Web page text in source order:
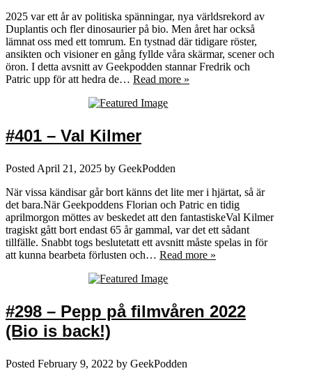
2025 var ett år av politiska spänningar, nya världsrekord av
Duplantis och fler dinosaurier på bio. Men året har också
lämnat oss med ett tomrum. En tystnad där tidigare röster,
ansikten och visioner en gång fyllde våra skärmar, scener och
öron. I detta avsnitt av Geekpodden stannar Fredrik och
Patric upp för att hedra de… Read more »
#401 – Val Kilmer
Posted April 21, 2025 by GeekPodden
När vissa kändisar går bort känns det lite mer i hjärtat, så är
det bara.När Geekpoddens Florian och Patric en tidig
aprilmorgon möttes av beskedet att den fantastiskeVal Kilmer
tragiskt gått bort endast 65 år gammal, var det ett sådant
tillfälle. Snabbt togs beslutetatt ett avsnitt måste spelas in för
att kunna bearbeta förlusten och… Read more »
#298 – Pepp på filmvåren 2022
(Bio is back!)
Posted February 9, 2022 by GeekPodden